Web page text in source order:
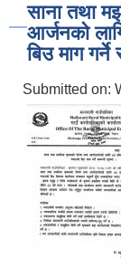
साना तथा
आर्जनको
बिउ माग
Submitted on: